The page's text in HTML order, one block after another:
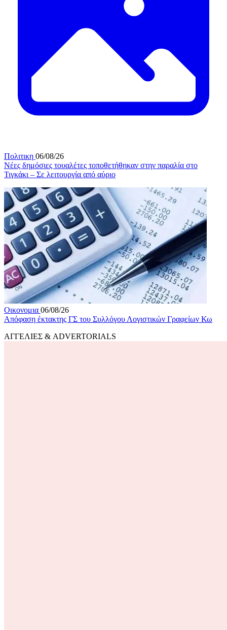
Πολιτικη 06/08/26
Νέες δημόσιες τουαλέτες τοποθετήθηκαν στην παραλία στο
Τιγκάκι – Σε λειτουργία από αύριο
Οικονομια 06/08/26
Απόφαση έκτακτης ΓΣ του Συλλόγου Λογιστικών Γραφείων Κω
ΑΓΓΕΛΙΕΣ & ADVERTORIALS